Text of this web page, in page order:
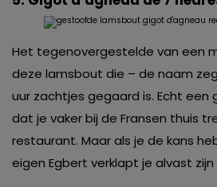
Het tegenovergestelde van een
deze lamsbout die – de naam
uur zachtjes gegaard is. Echt
dat je vaker bij de Fransen thuis
restaurant. Maar als je de kans
eigen Egbert verklapt je alvast zijn